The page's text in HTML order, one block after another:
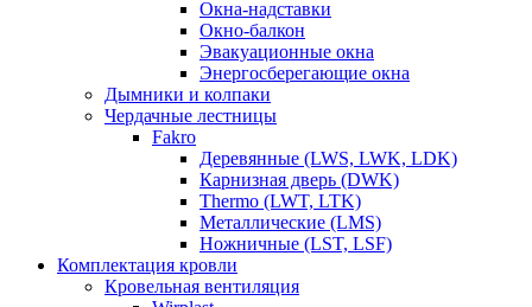
Окна-надставки
Окно-балкон
Эвакуационные окна
Энергосберегающие окна
Дымники и колпаки
Чердачные лестницы
Fakro
Деревянные (LWS, LWK, LDK)
Карнизная дверь (DWK)
Thermo (LWT, LTK)
Металлические (LMS)
Ножничные (LST, LSF)
Комплектация кровли
Кровельная вентиляция